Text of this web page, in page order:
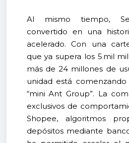
Al mismo tiempo,
convertido en una
acelerado. Con una
que ya supera los 5 mil
más de 24 millones de
unidad está
“mini Ant Group”. La
exclusivos de
Shopee, algoritmos
depósitos mediante